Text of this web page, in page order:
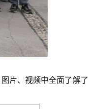
片、视频中全面了解了